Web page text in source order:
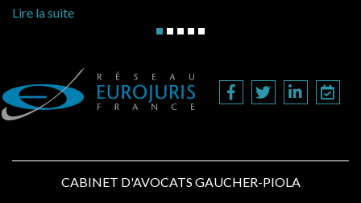
CABINET D'AVOCATS GAUCHER-PIOLA